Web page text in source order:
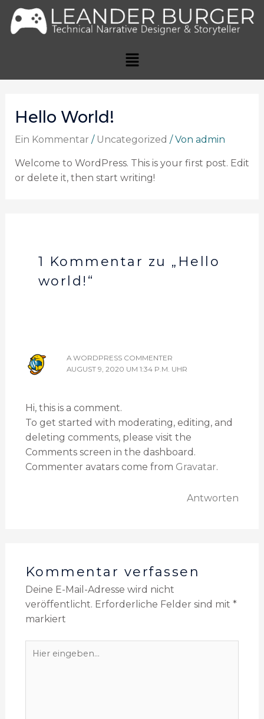
Hello World!
Ein Kommentar / Uncategorized / Von admin
Welcome to WordPress. This is your first post. Edit
or delete it, then start writing!
1 Kommentar zu „Hello
world!“
A WORDPRESS COMMENTER
AUGUST 9, 2020 UM 1:34 P.M. UHR
Hi, this is a comment.
To get started with moderating, editing, and
deleting comments, please visit the
Comments screen in the dashboard.
Commenter avatars come from Gravatar.
Antworten
Kommentar verfassen
Deine E-Mail-Adresse wird nicht
veröffentlicht. Erforderliche Felder sind mit *
markiert